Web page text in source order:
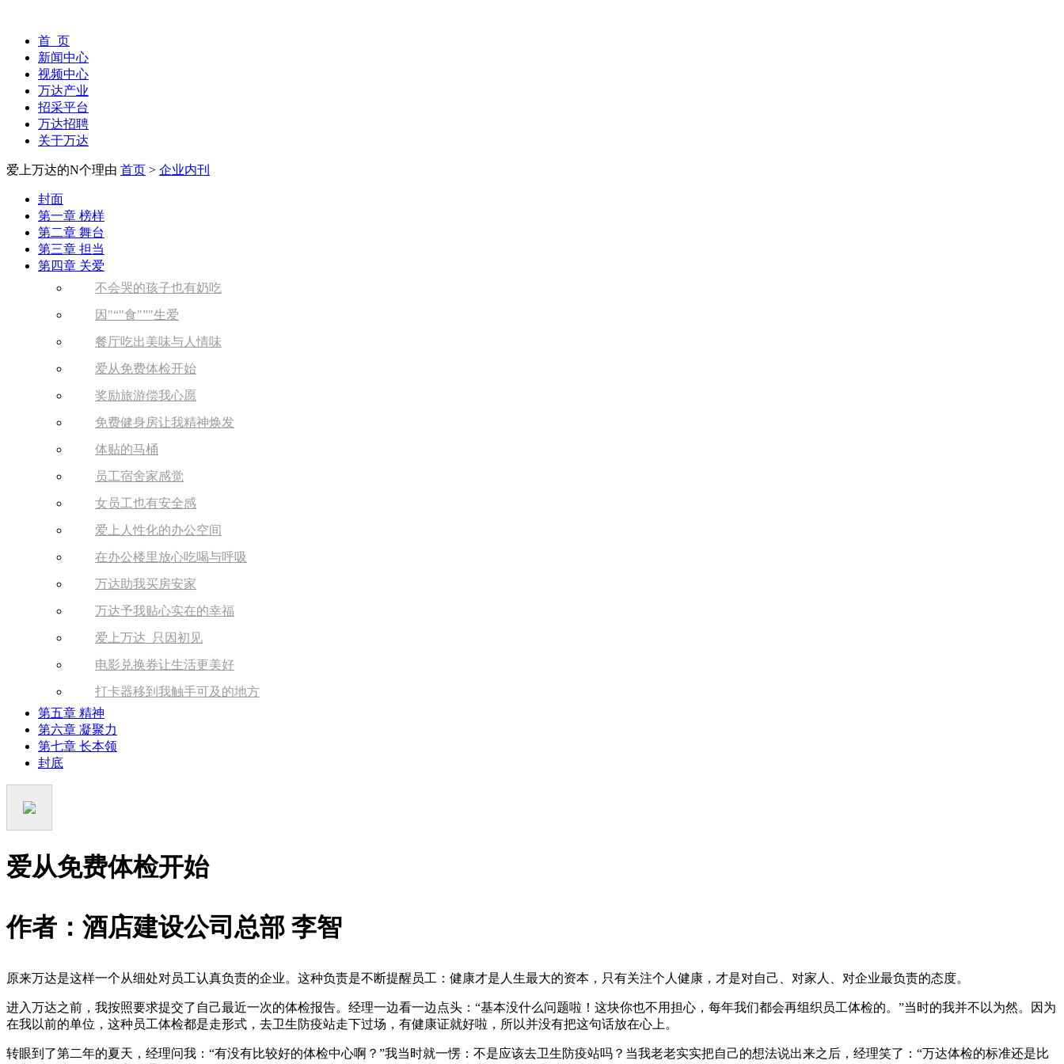
首 页
新闻中心
视频中心
万达产业
招采平台
万达招聘
关于万达
爱上万达的N个理由 首页 > 企业内刊
封面
第一章 榜样
第二章 舞台
第三章 担当
第四章 关爱
不会哭的孩子也有奶吃
因
“ 食 ” 生爱
餐厅吃出美味与人情味
爱从免费体检开始
奖励旅游偿我心愿
免费健身房让我精神焕发
体贴的马桶
员工宿舍家感觉
女员工也有安全感
爱上人性化的办公空间
在办公楼里放心吃喝与呼吸
万达助我买房安家
万达予我贴心实在的幸福
爱上万达 只因初见
电影兑换券让生活更美好
打卡器移到我触手可及的地方
第五章 精神
第六章 凝聚力
第七章 长本领
封底
爱从免费体检开始
作者：酒店建设公司总部 李智
原来万达是这样一个从细处对员工认真负责的企业。这种负责是不断提醒员工：健康才是人生最大的资本，只有关注个人健康，才是对自己、对家人、对企业最负责的态度。
进入万达之前，我按照要求提交了自己最近一次的体检报告。经理一边看一边点头： “基本没什么问题啦！这块你也不用担心，每年我们都会再组织员工体检的。 ”当时的我并不以为然。因为
在我以前的单位，这种员工体检都是走形式，去卫生防疫站走下过场，有健康证就好啦，所以并没有把这句话放在心上。
转眼到了第二年的夏天，经理问我： “有没有比较好的体检中心啊？ ”我当时就一愣：不是应该去卫生防疫站吗？当我老老实实把自己的想法说出来之后，经理笑了： “万达体检的标准还是比